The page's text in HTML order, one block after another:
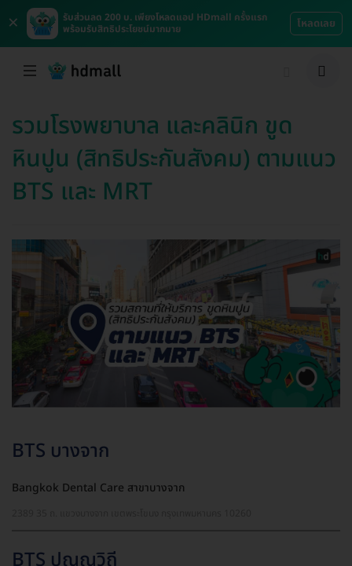
×
รับส่วนลด 200 บ. เพียงโหลดแอป HDmall ครั้งแรก
พร้อมรับสิทธิประโยชน์มากมาย
โหลดเลย
รวมโรงพยาบาล และคลินิก ขูด
หินปูน (สิทธิประกันสังคม) ตามแนว
BTS และ MRT
BTS บางจาก
Bangkok Dental Care สาขาบางจาก